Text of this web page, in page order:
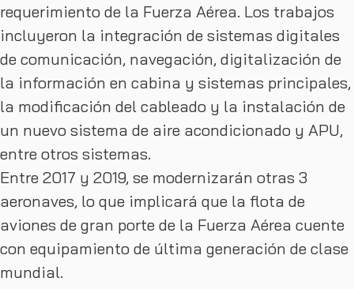
requerimiento de la Fuerza Aérea. Los trabajos
incluyeron la integración de sistemas digitales
de comunicación, navegación, digitalización de
la información en cabina y sistemas principales,
la modificación del cableado y la instalación de
un nuevo sistema de aire acondicionado y APU,
entre otros sistemas.
Entre 2017 y 2019, se modernizarán otras 3
aeronaves, lo que implicará que la flota de
aviones de gran porte de la Fuerza Aérea cuente
con equipamiento de última generación de clase
mundial.